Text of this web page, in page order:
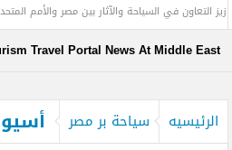
السياحة والآثار بين مصر والأمم المتحدة
Travel Portal News At Middle East
الرئيسيه سياحة بر مصر